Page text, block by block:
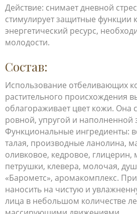
Действие: снимает дневной
стимулирует защитные функции
энергетический ресурс,
молодости.
Состав:
Использование отбеливающих
растительного происхождения
облагораживает цвет кожи. Она
ровной, упругой и
Функциональные ингредиенты:
талая, производные ланолина,
оливковое, кедровое, глицерин,
петрушки, клевера, молочая,
«Барометс», аромакомплекс.
наносить на чистую и
лица в небольшом количестве